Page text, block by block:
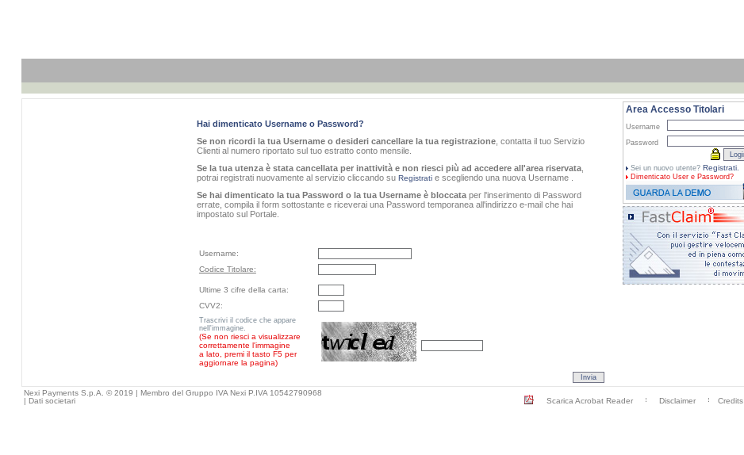
Hai dimenticato Username o Password?
Se non ricordi la tua Username o desideri cancellare la tua registrazione, contatta il tuo Servizio
Clienti al numero riportato sul tuo estratto conto mensile.
Se la tua utenza è stata cancellata per inattività e non riesci più ad accedere all'area riservata,
potrai registrati nuovamente al servizio cliccando su Registratie scegliendo una nuova Username .
Se hai dimenticato la tua Password o la tua Username è bloccataper l'inserimento di Password
errate, compila il form sottostante e riceverai una Password temporanea all'indirizzo e-mail che hai
impostato sul Portale.
Username:
Codice Titolare:
Ultime 3 cifre della carta:
CVV2:
Trascrivi il codice che appare
nell'immagine.
(Se non riesci a visualizzare
correttamente l'immagine
a lato, premi il tasto F5 per
aggiornare la pagina)
Area Accesso Titolari
Username
Password
Sei un nuovo utente? Registrati.
Dimenticato User e Password?
Nexi Payments S.p.A. © 2019 | Membro del Gruppo IVA Nexi P.IVA 10542790968
| Dati societari Scarica Acrobat Reader Disclaimer Credits